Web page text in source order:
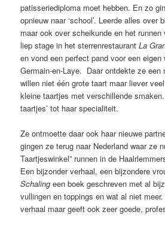
patisseriediploma moet hebben. En zo
opnieuw naar ‘school’. Leerde alles over
maar ook over scheikunde en het
liep stage in het sterrenrestaurantLa
en vond een perfect pand voor een
Germain-en-Laye. Daar ontdekte ze een
willen niet één grote taart maar liever
kleine taartjes met verschillende
taartjes’ tot haar specialiteit.
Ze ontmoette daar ook haar nieuwe
gingen ze terug naar Nederland waar ze
Taartjeswinkel” runnen in de
Een bijzonder verhaal, een bijzondere
Schaling een boek geschreven met al
vullingen en toppings en wat al niet
verhaal maar geeft ook zeer goede,